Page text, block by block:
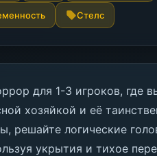
Стелс
для 1-3 игроков, где
хозяйкой и её
решайте логические
укрытия и тихое